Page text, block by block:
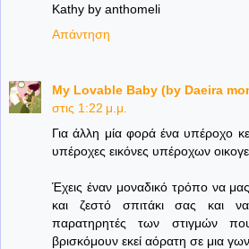
Kathy by anthomeli
Απάντηση
My Lovable Baby (by Daeira
στις 1:22 μ.μ.
Για άλλη μία φορά ένα υπέροχο
υπέροχες εικόνες υπέροχων
Έχεις έναν μοναδικό τρόπο να
και ζεστό σπιτάκι σας και
παρατηρητές των στιγμών
βρισκόμουν εκεί αόρατη σε μια